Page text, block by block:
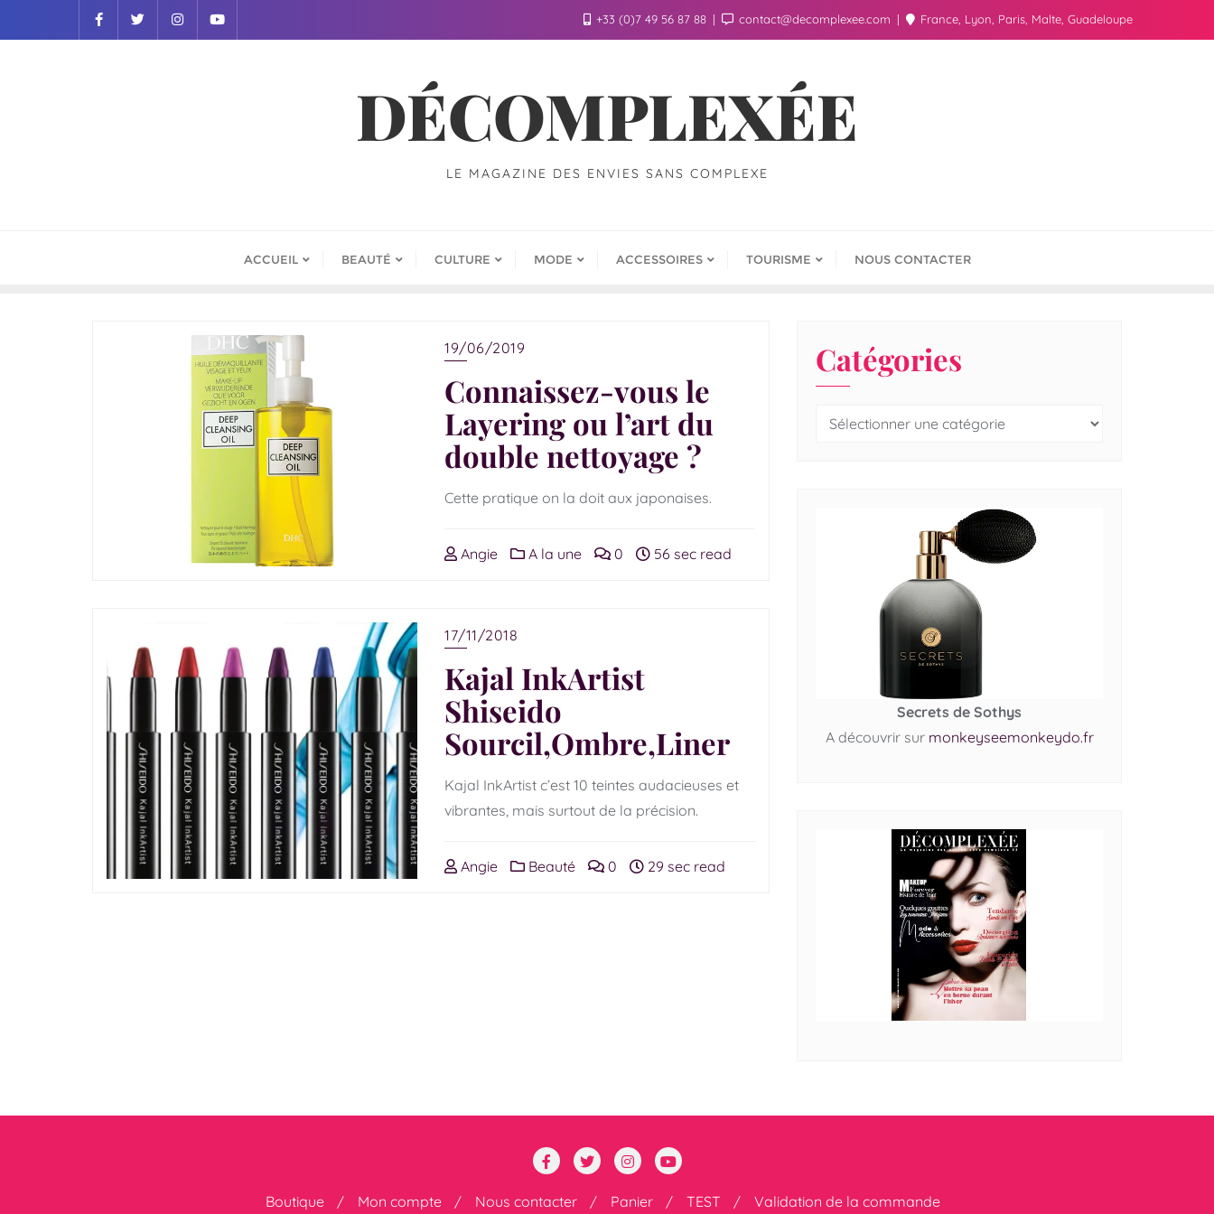
+33 (0)7 49 56 87 88 contact@decomplexee.com France, Lyon, Paris, Malte, Guadeloupe
DÉCOMPLEXÉE
LE MAGAZINE DES ENVIES SANS COMPLEXE
ACCUEIL BEAUTÉ CULTURE MODE ACCESSOIRES TOURISME NOUS CONTACTER
19/06/2019
Connaissez-vous le
Layering ou l’art du
double nettoyage ?
Cette pratique on la doit aux japonaises.
Angie A la une 0 56 sec read
17/11/2018
Kajal InkArtist
Shiseido
Sourcil,Ombre,Liner
Kajal InkArtist c’est 10 teintes audacieuses et
vibrantes, mais surtout de la précision.
Angie Beauté 0 29 sec read
Catégories
Secrets de Sothys
A découvrir sur monkeyseemonkeydo.fr
Boutique Mon compte Nous contacter Panier TEST Validation de la commande